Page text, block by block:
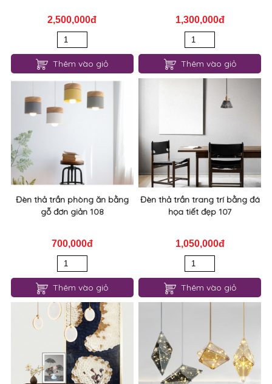
2,500,000đ
Thêm vào giỏ
1,300,000đ
Thêm vào giỏ
Đèn thả trần phòng ăn bằng
gỗ đơn giản 108
700,000đ
Thêm vào giỏ
Đèn thả trần trang trí bằng đá
họa tiết đẹp 107
1,050,000đ
Thêm vào giỏ